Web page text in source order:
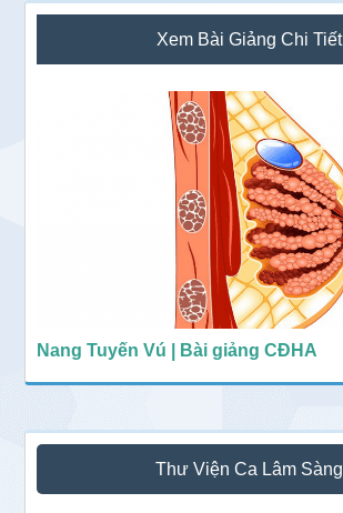
Sidebar
chính
Xem Bài Giảng Chi Tiết
Nang Tuyến Vú | Bài giảng CĐHA
Thư Viện Ca Lâm Sàng